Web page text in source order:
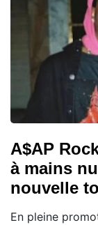
A$AP
à mains
nouvelle
En pleine